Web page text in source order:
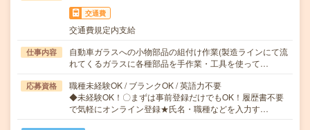
交通費
交通費規定内支給
仕事内容
自動車ガラスへの小物部品の組付け作業(製造ラインにて流
れてくるガラスに各種部品を手作業・工具を使って…
応募資格
職種未経験OK / ブランクOK / 英語力不要
◆未経験OK！〇まずは事前登録だけでもOK！履歴書不要
で気軽にオンライン登録★氏名・職種などを入力す…